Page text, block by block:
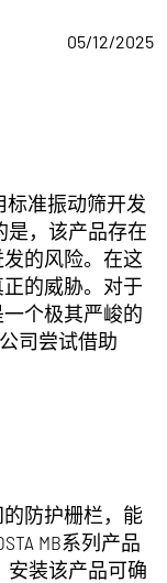
05/12/2025
标准振动筛开发
是，该产品存在
的风险。在这
的威胁。对于
个极其严峻的
司尝试借助
防护栅栏，能
MB系列产品
安装该产品可确